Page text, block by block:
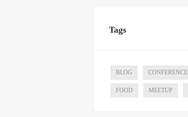
Tags
BLOG CONFERENCE
FOOD MEETUP